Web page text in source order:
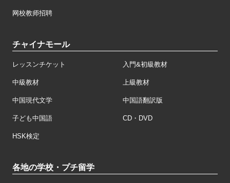
网校教师招聘
チャイナモール
レッスンチケット 入門&初級教材
中級教材 上級教材
中国現代文学 中国語翻訳版
子ども中国語 CD・DVD
HSK検定
各地の学校・プチ留学